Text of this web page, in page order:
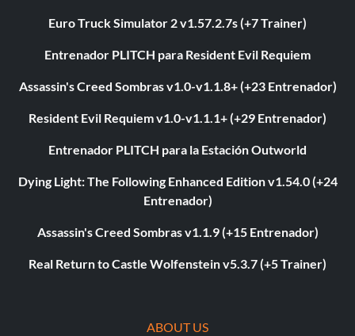
Euro Truck Simulator 2 v1.57.2.7s (+7 Trainer)
Entrenador PLITCH para Resident Evil Requiem
Assassin's Creed Sombras v1.0-v1.1.8+ (+23 Entrenador)
Resident Evil Requiem v1.0-v1.1.1+ (+29 Entrenador)
Entrenador PLITCH para la Estación Outworld
Dying Light: The Following Enhanced Edition v1.54.0 (+24
Entrenador)
Assassin's Creed Sombras v1.1.9 (+15 Entrenador)
Real Return to Castle Wolfenstein v5.3.7 (+5 Trainer)
ABOUT US